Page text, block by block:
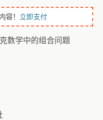
容！ 立即支付
数学中的组合问题